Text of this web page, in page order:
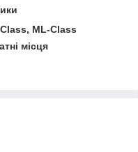
ML-Class
місця